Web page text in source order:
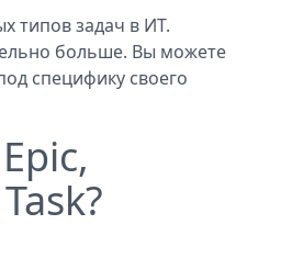
типов задач в ИТ.
больше. Вы можете
специфику своего